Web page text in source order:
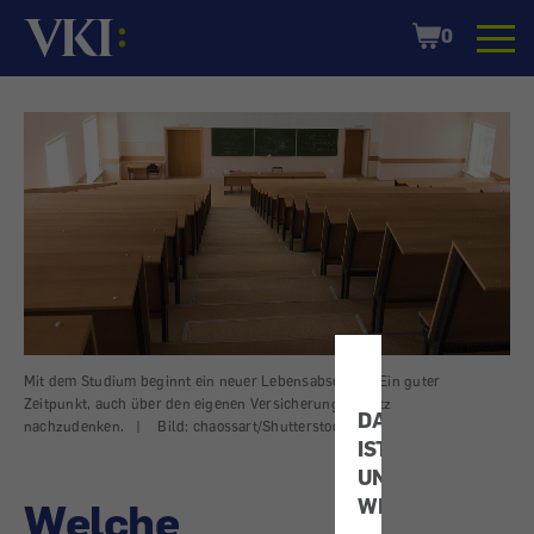
DATENSCHUTZ
IST
UNS
WICHTIG!
Startseite
Shopping
Cart
0
Mit dem Studium beginnt ein neuer Lebensabschnitt: Ein guter
Zeitpunkt, auch über den eigenen Versicherungsschutz
nachzudenken.
| Bild: chaossart/Shutterstock
Welche